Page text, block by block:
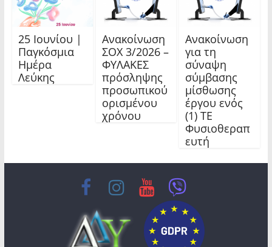
25 Ιουνίου |
Παγκόσμια
Ημέρα
Λεύκης
Ανακοίνωση
ΣΟΧ 3/2026 –
ΦΥΛΑΚΕΣ
πρόσληψης
προσωπικού
ορισμένου
χρόνου
Ανακοίνωση
για τη
σύναψη
σύμβασης
μίσθωσης
έργου ενός
(1) ΤΕ
Φυσιοθεραπ
ευτή